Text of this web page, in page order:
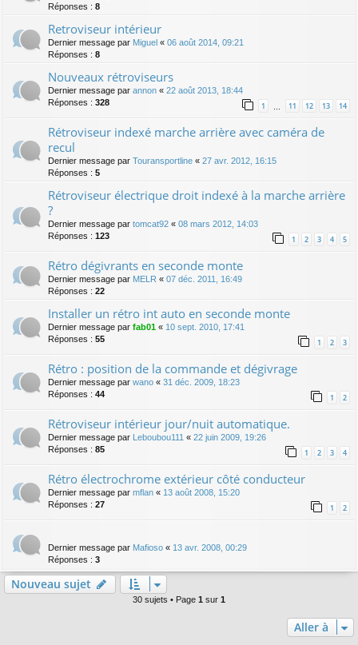
Réponses : 8
Retroviseur intérieur
Dernier message par Miguel « 06 août 2014, 09:21
Réponses : 8
Nouveaux rétroviseurs
Dernier message par annon « 22 août 2013, 18:44
Réponses : 328 1 11 12 13 14
Rétroviseur indexé marche arrière avec caméra de
recul
Dernier message par Touransportline « 27 avr. 2012, 16:15
Réponses : 5
Rétroviseur électrique droit indexé à la marche arrière
?
Dernier message par tomcat92 « 08 mars 2012, 14:03
Réponses : 123 1 2 3 4 5
Rétro dégivrants en seconde monte
Dernier message par MELR « 07 déc. 2011, 16:49
Réponses : 22
Installer un rétro int auto en seconde monte
Dernier message par fab01 « 10 sept. 2010, 17:41
Réponses : 55 1 2 3
Rétro : position de la commande et dégivrage
Dernier message par wano « 31 déc. 2009, 18:23
Réponses : 44 1 2
Rétroviseur intérieur jour/nuit automatique.
Dernier message par Leboubou111 « 22 juin 2009, 19:26
Réponses : 85 1 2 3 4
Rétro électrochrome extérieur côté conducteur
Dernier message par mflan « 13 août 2008, 15:20
Réponses : 27 1 2
Dernier message par Mafioso « 13 avr. 2008, 00:29
Réponses : 3
Nouveau sujet
30 sujets • Page 1 sur 1
Aller à